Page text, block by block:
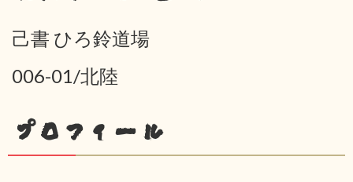
己書 ひろ鈴道場
006-01/北陸
プロフィール